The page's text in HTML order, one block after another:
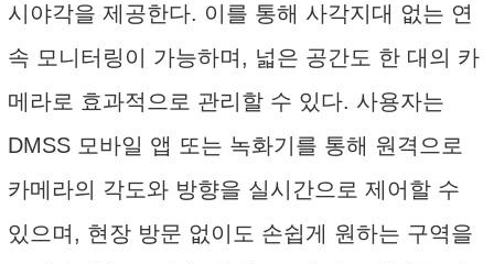
시야각을 제공한다. 이를 통해 사각지대 없는 연
속 모니터링이 가능하며, 넓은 공간도 한 대의 카
메라로 효과적으로 관리할 수 있다. 사용자는
DMSS 모바일 앱 또는 녹화기를 통해 원격으로
카메라의 각도와 방향을 실시간으로 제어할 수
있으며, 현장 방문 없이도 손쉽게 원하는 구역을